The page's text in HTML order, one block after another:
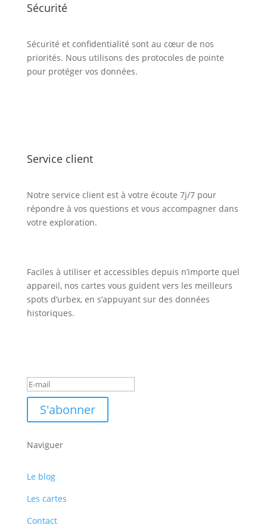
Sécurité
Sécurité et confidentialité sont au cœur de nos
priorités. Nous utilisons des protocoles de pointe
pour protéger vos données.
Service client
Notre service client est à votre écoute 7j/7 pour
répondre à vos questions et vous accompagner dans
votre exploration.
Faciles à utiliser et accessibles depuis n’importe quel
appareil, nos cartes vous guident vers les meilleurs
spots d’urbex, en s’appuyant sur des données
historiques.
S'abonner
Naviguer
Le blog
Les cartes
Contact